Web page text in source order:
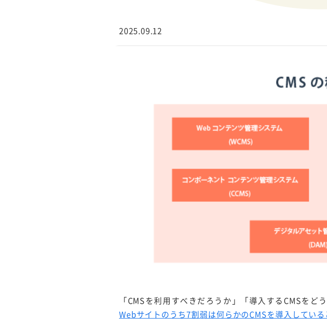
行サービス
2025.09.12
「CMSを利用すべきだろうか」「導入するCMSをど
Webサイトのうち7割弱は何らかのCMSを導入してい